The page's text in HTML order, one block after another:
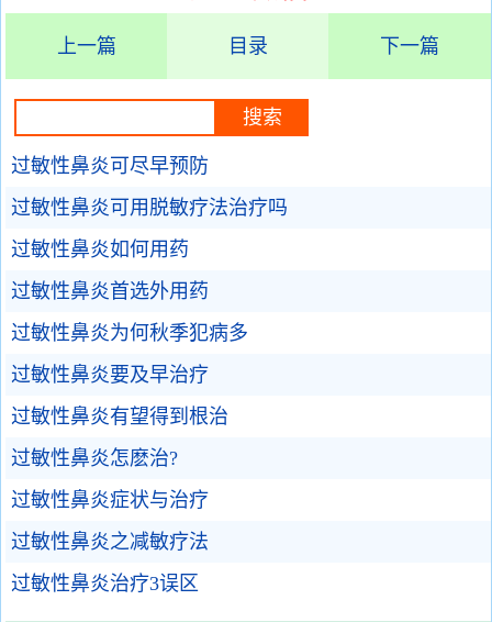
上一篇 目录 下一篇
过敏性鼻炎可尽早预防
过敏性鼻炎可用脱敏疗法治疗吗
过敏性鼻炎如何用药
过敏性鼻炎首选外用药
过敏性鼻炎为何秋季犯病多
过敏性鼻炎要及早治疗
过敏性鼻炎有望得到根治
过敏性鼻炎怎麽治?
过敏性鼻炎症状与治疗
过敏性鼻炎之减敏疗法
过敏性鼻炎治疗3误区